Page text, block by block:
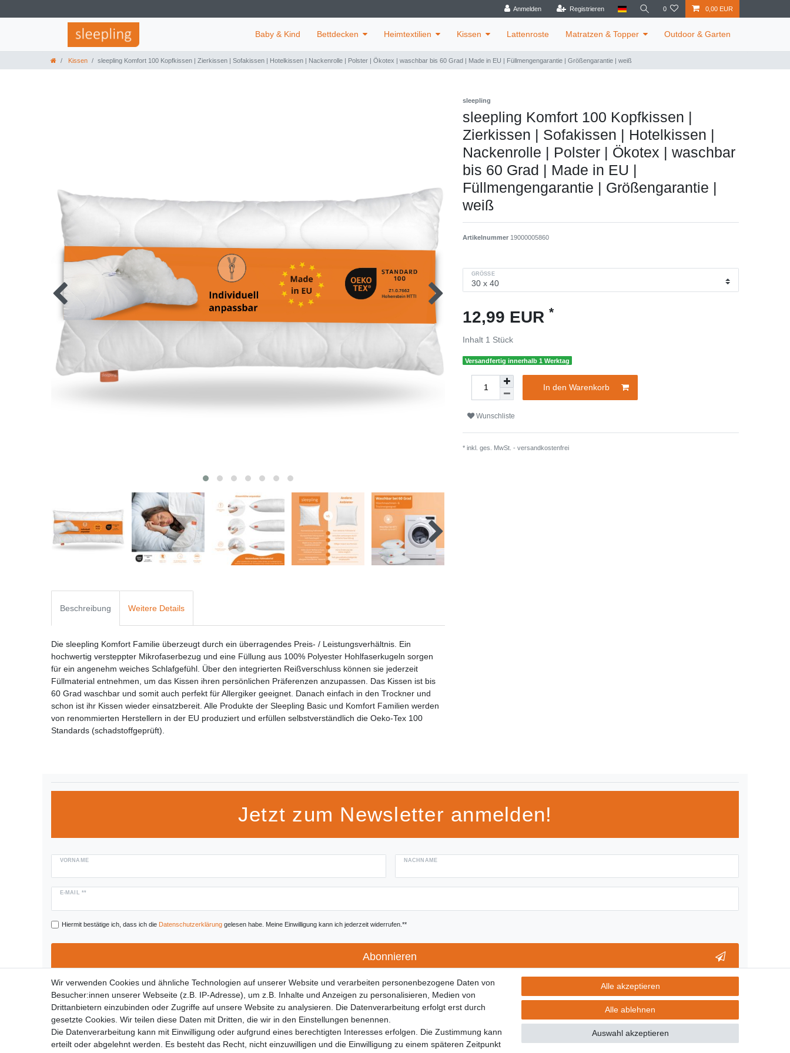
Anmelden Registrieren 0 0,00 EUR
Baby & Kind Bettdecken Heimtextilien Kissen Lattenroste Matratzen & Topper Outdoor & Garten
Kissen sleepling Komfort 100 Kopfkissen | Zierkissen | Sofakissen | Hotelkissen | Nackenrolle | Polster | Ökotex | waschbar bis 60 Grad | Made in EU | Füllmengengarantie | Größengarantie | weiß
sleepling
sleepling Komfort 100 Kopfkissen |
Zierkissen | Sofakissen | Hotelkissen |
Nackenrolle | Polster | Ökotex | waschbar
bis 60 Grad | Made in EU |
Füllmengengarantie | Größengarantie |
weiß
Artikelnummer 19000005860
GRÖSSE
12,99 EUR *
Inhalt 1 Stück
Versandfertig innerhalb 1 Werktag
In den Warenkorb
Wunschliste
* inkl. ges. MwSt. - versandkostenfrei
Beschreibung Weitere Details
Die sleepling Komfort Familie überzeugt durch ein überragendes Preis- / Leistungsverhältnis. Ein
hochwertig versteppter Mikrofaserbezug und eine Füllung aus 100% Polyester Hohlfaserkugeln sorgen
für ein angenehm weiches Schlafgefühl. Über den integrierten Reißverschluss können sie jederzeit
Füllmaterial entnehmen, um das Kissen ihren persönlichen Präferenzen anzupassen. Das Kissen ist bis
60 Grad waschbar und somit auch perfekt für Allergiker geeignet. Danach einfach in den Trockner und
schon ist ihr Kissen wieder einsatzbereit. Alle Produkte der Sleepling Basic und Komfort Familien werden
von renommierten Herstellern in der EU produziert und erfüllen selbstverständlich die Oeko-Tex 100
Standards (schadstoffgeprüft).
Jetzt zum Newsletter anmelden!
VORNAME NACHNAME
E-MAIL **
Hiermit bestätige ich, dass ich die Daten­schutz­erklärunggelesen habe. Meine Einwilligung kann ich jederzeit widerrufen.**
Abonnieren
** Hierbei handelt es sich um ein Pflichtfeld.
Widerrufs­recht Widerrufs­formular Impressum Daten­schutz­erklärung
Wir verwenden Cookies und ähnliche Technologien auf unserer Website und verarbeiten personenbezogene Daten von
Besucher:innen unserer Webseite (z.B. IP-Adresse), um z.B. Inhalte und Anzeigen zu personalisieren, Medien von
Drittanbietern einzubinden oder Zugriffe auf unsere Website zu analysieren. Die Datenverarbeitung erfolgt erst durch
gesetzte Cookies. Wir teilen diese Daten mit Dritten, die wir in den Einstellungen benennen.
Die Datenverarbeitung kann mit Einwilligung oder aufgrund eines berechtigten Interesses erfolgen. Die Zustimmung kann
erteilt oder abgelehnt werden. Es besteht das Recht, nicht einzuwilligen und die Einwilligung zu einem späteren Zeitpunkt
Alle akzeptieren
Alle ablehnen
Auswahl akzeptieren